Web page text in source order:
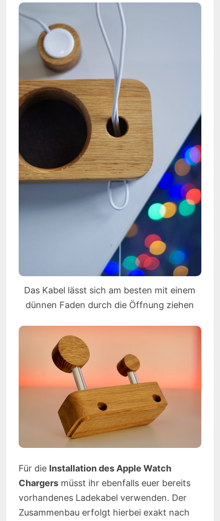
Das Kabel lässt sich am besten mit einem
dünnen Faden durch die Öffnung ziehen
Für die Installation des Apple Watch
Chargersmüsst ihr ebenfalls euer bereits
vorhandenes Ladekabel verwenden. Der
Zusammenbau erfolgt hierbei exakt nach